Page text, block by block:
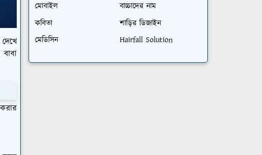
মোবাইল
বাচ্চাদের নাম
কবিতা
শাড়ির ডিজাইন
মেডিসিন
Hairfall Solution